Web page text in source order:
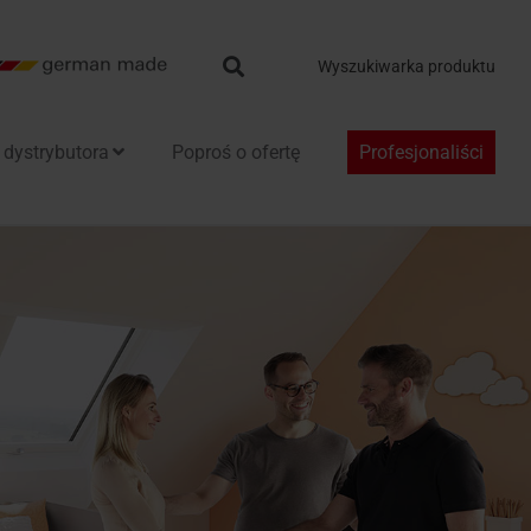
Wyszukiwarka produktu
Poproś o ofertę Profesjonaliści